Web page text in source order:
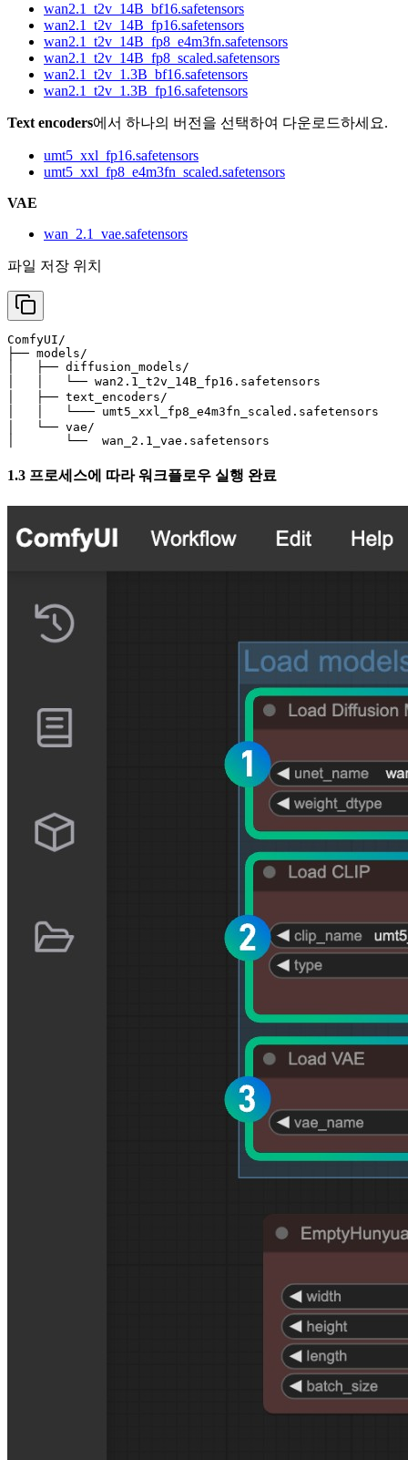
wan2.1_t2v_14B_bf16.safetensors
wan2.1_t2v_14B_fp16.safetensors
wan2.1_t2v_14B_fp8_e4m3fn.safetensors
wan2.1_t2v_14B_fp8_scaled.safetensors
wan2.1_t2v_1.3B_bf16.safetensors
wan2.1_t2v_1.3B_fp16.safetensors
Text encoders에서 하나의 버전을 선택하여 다운로드하세요.
umt5_xxl_fp16.safetensors
umt5_xxl_fp8_e4m3fn_scaled.safetensors
VAE
wan_2.1_vae.safetensors
파일 저장 위치
ComfyUI/
├── models/
│   ├── diffusion_models/
│   │   └── wan2.1_t2v_14B_fp16.safetensors
│   ├── text_encoders/
│   │   └─── umt5_xxl_fp8_e4m3fn_scaled.safetensors
│   └── vae/
│       └──  wan_2.1_vae.safetensors
1.3 프로세스에 따라 워크플로우 실행 완료